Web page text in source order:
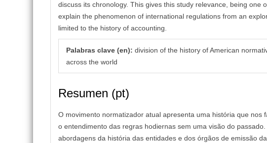
discuss its chronology. This gives this study relevance, being
explain the phenomenon of international regulations from an
limited to the history of accounting.
Palabras clave (en): division of the history of American
across the world
Resumen (pt)
O movimento normatizador atual apresenta uma história que
o entendimento das regras hodiernas sem uma visão do
abordagens da história das entidades e dos órgãos de emissão